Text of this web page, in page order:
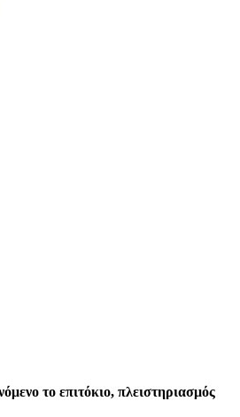
το επιτόκιο, πλειστηριασμός